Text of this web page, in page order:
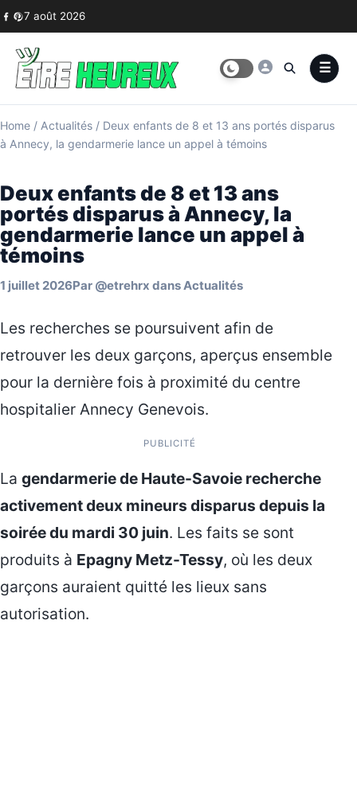
Skip to content
7 août 2026
Home / Actualités / Deux enfants de 8 et 13 ans portés disparus
à Annecy, la gendarmerie lance un appel à témoins
Deux enfants de 8 et 13 ans
portés disparus à Annecy, la
gendarmerie lance un appel à
témoins
1 juillet 2026Par @etrehrx dansActualités
Les recherches se poursuivent afin de
retrouver les deux garçons, aperçus ensemble
pour la dernière fois à proximité du centre
hospitalier Annecy Genevois.
PUBLICITÉ
La gendarmerie de Haute-Savoie recherche
activement deux mineurs disparus depuis la
soirée du mardi 30 juin. Les faits se sont
produits à Epagny Metz-Tessy, où les deux
garçons auraient quitté les lieux sans
autorisation.